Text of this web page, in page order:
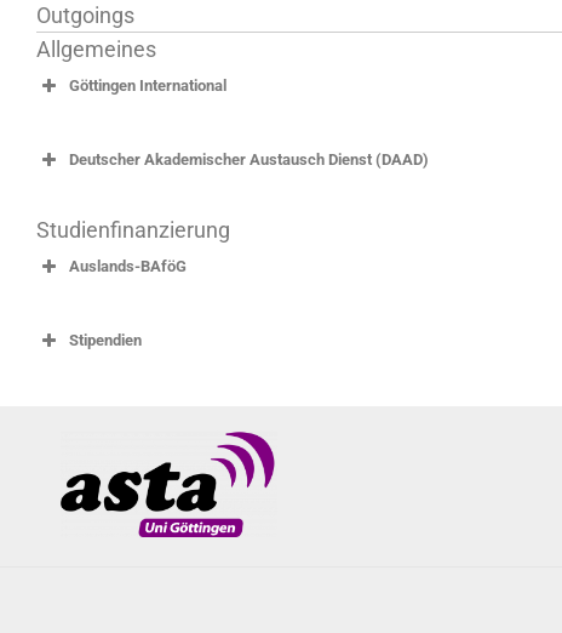
Heinrich-Böll-Stiftung
Konrad-Adenauer-Stiftung
Rosa Luxemburg Stiftung
Informationen des Deutschen
Jobbörse der Uni
Outgoings
Allgemeines
Göttingen International
Deutscher Akademischer Austausch Dienst (DAAD)
Studienfinanzierung
Auslands-BAföG
Stipendien